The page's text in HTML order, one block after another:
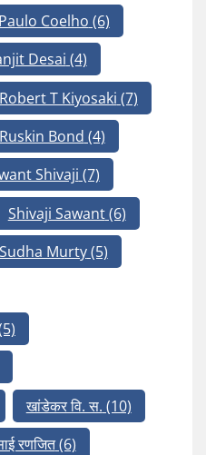
Paulo Coelho (6)
Desai (4)
Robert T Kiyosaki (7)
Ruskin Bond (4)
Shivaji (7)
Shivaji Sawant(6)
Sudha Murty(5)
खांडेकर वि. स. (10)
रणजित(6)